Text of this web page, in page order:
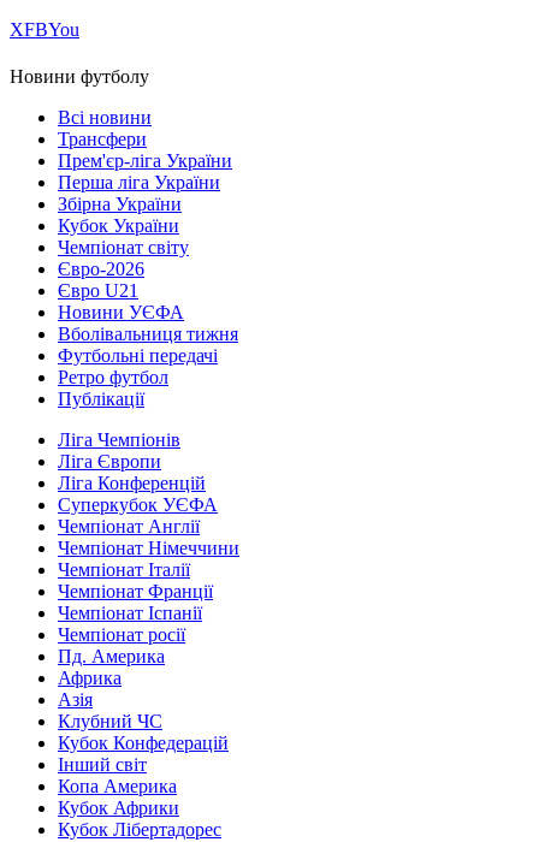
ХFBYou
Новини футболу
Всі новини
Трансфери
Прем'єр-ліга України
Перша ліга України
Збірна України
Кубок України
Чемпіонат світу
Євро-2026
Євро U21
Новини УЄФА
Вболівальниця тижня
Футбольні передачі
Ретро футбол
Публікації
Ліга Чемпіонів
Ліга Європи
Ліга Конференцій
Суперкубок УЄФА
Чемпіонат Англії
Чемпіонат Німеччини
Чемпіонат Італії
Чемпіонат Франції
Чемпіонат Іспанії
Чемпіонат росії
Пд. Америка
Африка
Азія
Клубний ЧС
Кубок Конфедерацій
Інший світ
Копа Америка
Кубок Африки
Кубок Лібертадорес